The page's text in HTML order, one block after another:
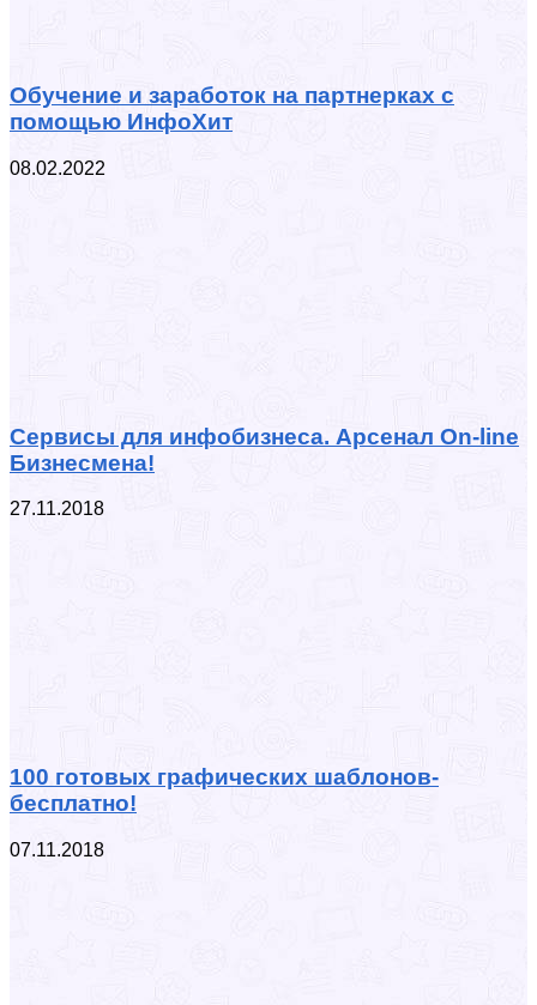
Обучение и заработок на партнерках с
помощью ИнфоХит
08.02.2022
Сервисы для инфобизнеса. Арсенал On-line
Бизнесмена!
27.11.2018
100 готовых графических шаблонов-
бесплатно!
07.11.2018